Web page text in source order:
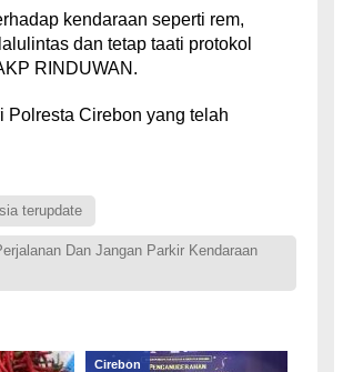
kendaraan seperti rem,
dan tetap taati protokol
RINDUWAN.
Polresta Cirebon yang telah
terupdate
Dan Jangan Parkir Kendaraan
Cirebon